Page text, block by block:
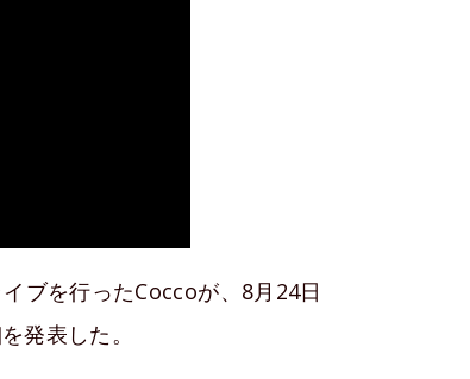
ブを行ったCoccoが、8月24日
発表した。